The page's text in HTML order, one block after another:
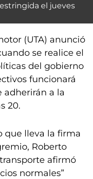
el jueves
(UTA) anunció
se realice el
del gobierno
funcionará
adherirán a la
20.
que lleva la firma
Roberto
afirmó
normales”